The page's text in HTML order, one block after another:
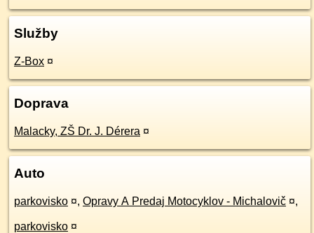
Služby
Z-Box ¤
Doprava
Malacky, ZŠ Dr. J. Dérera ¤
Auto
parkovisko ¤, Opravy A Predaj Motocyklov - Michalovič ¤,
parkovisko ¤